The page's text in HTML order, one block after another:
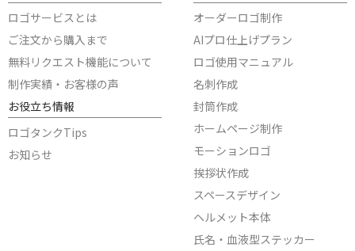
ロゴサービスとは
ご注文から購入まで
無料リクエスト機能について
制作実績・お客様の声
お役立ち情報
ロゴタンクTips
お知らせ
オーダーロゴ制作
AIプロ仕上げプラン
ロゴ使用マニュアル
名刺作成
封筒作成
ホームページ制作
モーションロゴ
挨拶状作成
スペースデザイン
ヘルメット本体
氏名・血液型ステッカー